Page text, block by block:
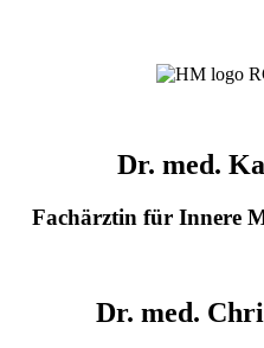
Dr. med.
Fachärztin für Innere
Dr. med.